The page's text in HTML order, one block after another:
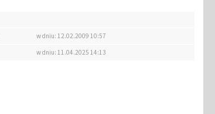
w dniu: 12.02.2009 10:57
w dniu: 11.04.2025 14:13